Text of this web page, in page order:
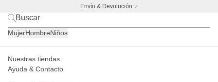
Envío & Devolución
MujerHombreNiños
Nuestras tiendas
Ayuda & Contacto
Mochilas & Bolsos cambiadores